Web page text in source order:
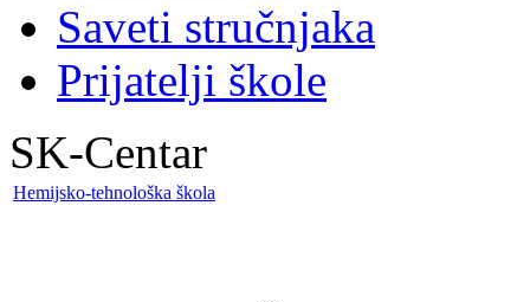
Saveti stručnjaka
Prijatelji škole
SK-Centar
Hemijsko-tehnološka škola